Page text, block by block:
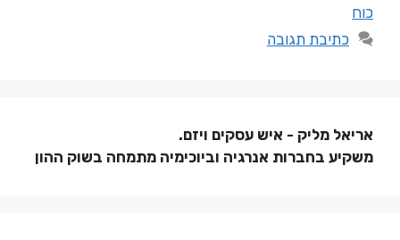
כוח
כתיבת תגובה
אריאל מליק - איש עסקים ויזם.
משקיע בחברות אנרגיה וביוכימיה מתמחה בשוק ההון